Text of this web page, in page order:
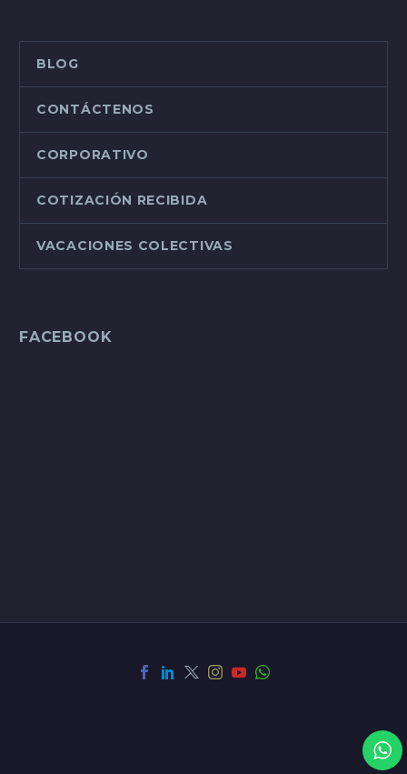
BLOG
CONTÁCTENOS
CORPORATIVO
COTIZACIÓN RECIBIDA
VACACIONES COLECTIVAS
FACEBOOK